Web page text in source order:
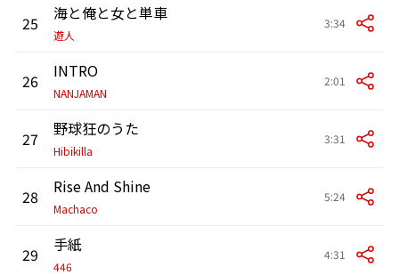
25 海と俺と女と単車
遊人
3:34
26 INTRO
NANJAMAN
2:01
27 野球狂のうた
Hibikilla
3:31
28 Rise And Shine
Machaco
5:24
29 手紙
446
4:31